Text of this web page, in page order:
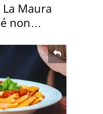
Maura
non